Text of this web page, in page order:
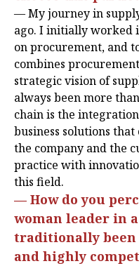
— My journey in
ago. I initially worked
on procurement, and
combines
strategic vision of
always been more
chain is the
business solutions
the company and the
practice with
this field.
— How do you
woman leader in
traditionally been
and highly